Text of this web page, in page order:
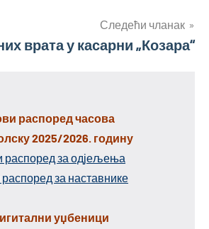
Следећи чланак
врата у касарни „Козара“
распоред часова
2025/2026. годину
распоред за одјељења
за наставнике
уџбеници